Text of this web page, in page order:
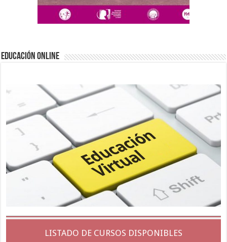
EDUCACIÓN ONLINE
LISTADO DE CURSOS DISPONIBLES